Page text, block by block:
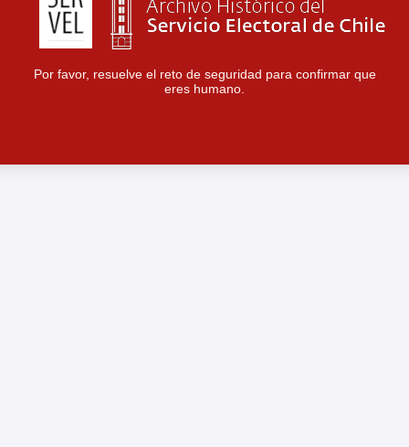
Por favor, resuelve el reto de seguridad para confirmar que
eres humano.